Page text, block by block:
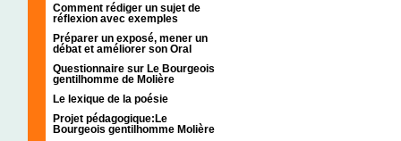
Comment rédiger un sujet de
réflexion avec exemples
Préparer un exposé, mener un
débat et améliorer son Oral
Questionnaire sur Le Bourgeois
gentilhomme de Molière
Le lexique de la poésie
Projet pédagogique:Le
Bourgeois gentilhomme Molière